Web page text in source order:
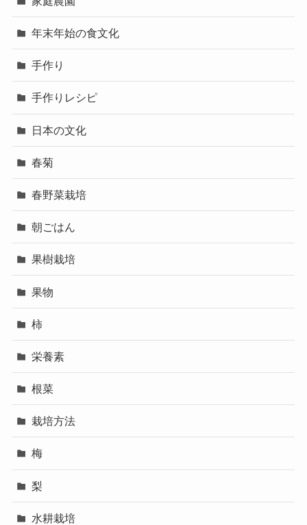
年末年始の食文化
手作り
手作りレシピ
日本の文化
春菊
春野菜栽培
朝ごはん
果樹栽培
果物
柿
栄養素
根菜
栽培方法
梅
梨
水耕栽培